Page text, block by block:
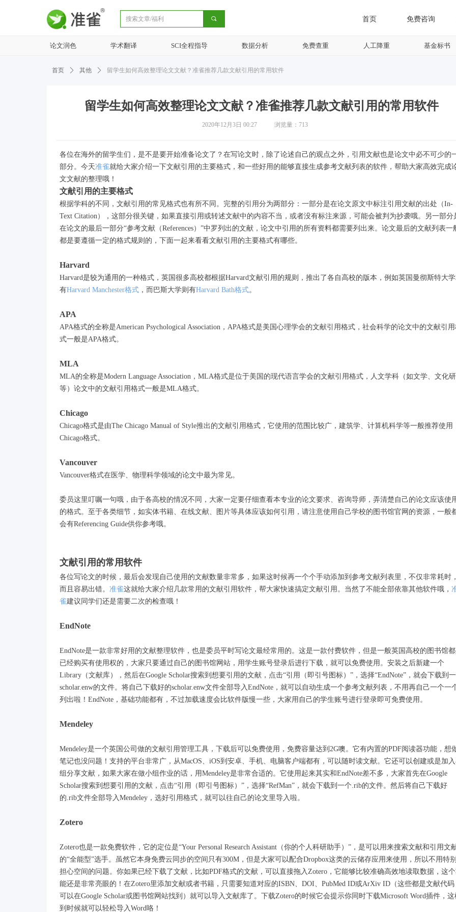
首页 免费咨询
끠
论文润色 数据分析 免费查重
学术翻译 人工降重
SCI全程指导 基金标书
留学生如何高效整理论文文献？准雀推荐几款文献引用的常用软件
2020年12月3日 00:27 浏览量： 713
各位在海外的留学生们，是不是要开始准备论文了？在写论文时，除了论述自己的观点之外，引用文献也是论文中必不可少的
部分。今天准雀就给大家介绍一下文献引用的主要格式，和一些好用的能够直接生成参考文献列表的软件，帮助大家高效完成
文文献的整理哦！
文献引用的主要格式
根据学科的不同，文献引用的常见格式也有所不同。完整的引用分为两部分：一部分是在论文原文中标注引用文献的出处（In-
Text Citation），这部分很关键，如果直接引用或转述文献中的内容不当，或者没有标注来源，可能会被判为抄袭哦。另一部分
在论文的最后一部分“参考文献（References）”中罗列出的文献，论文中引用的所有资料都需要列出来。论文最后的文献列表一
都是要遵循一定的格式规则的，下面一起来看看文献引用的主要格式有哪些。
Harvard
Harvard是较为通用的一种格式，英国很多高校都根据Harvard文献引用的规则，推出了各自高校的版本，例如英国曼彻斯特大
有Harvard Manchester格式 ，而巴斯大学则有Harvard Bath格式。
APA
APA格式的全称是American Psychological Association，APA格式是美国心理学会的文献引用格式，社会科学的论文中的文献引
式一般是APA格式。
MLA
MLA的全称是Modern Language Association，MLA格式是位于美国的现代语言学会的文献引用格式，人文学科（如文学、文化
等）论文中的文献引用格式一般是MLA格式。
Chicago
Chicago格式是由The Chicago Manual of Style推出的文献引用格式，它使用的范围比较广，建筑学、计算机科学等一般推荐使用
Chicago格式。
Vancouver
Vancouver格式在医学、物理科学领域的论文中最为常见。
委员这里叮嘱一句哦，由于各高校的情况不同，大家一定要仔细查看本专业的论文要求、咨询导师，弄清楚自己的论文应该使
的格式。至于各类细节，如实体书籍、在线文献、图片等具体应该如何引用，请注意使用自己学校的图书馆官网的资源，一般
会有Referencing Guide供你参考哦。
文献引用的常用软件
各位写论文的时候，最后会发现自己使用的文献数量非常多，如果这时候再一个个手动添加到参考文献列表里，不仅非常耗时，
而且容易出错。 准雀这就给大家介绍几款常用的文献引用软件，帮大家快速搞定文献引用。当然了不能全部依靠其他软件哦，
雀建议同学们还是需要二次的检查哦！
EndNote
EndNote是一款非常好用的文献整理软件，也是委员平时写论文最经常用的。这是一款付费软件，但是一般英国高校的图书馆
已经购买有使用权的，大家只要通过自己的图书馆网站，用学生账号登录后进行下载，就可以免费使用。安装之后新建一个
Library（文献库），然后在Google Scholar搜索到想要引用的文献，点击“引用（即引号图标）”，选择“EndNote”，就会下载到
scholar.enw的文件。将自己下载好的scholar.enw文件全部导入EndNote，就可以自动生成一个参考文献列表，不用再自己一个一
列出啦！EndNote，基础功能都有，不过加载速度会比软件版慢一些，大家用自己的学生账号进行登录即可免费使用。
Mendeley
Mendeley是一个英国公司做的文献引用管理工具，下载后可以免费使用，免费容量达到2G噢。它有内置的PDF阅读器功能，想
笔记也没问题！支持的平台非常广，从MacOS、iOS到安卓、手机、电脑客户端都有，可以随时读文献。它还可以创建或是加
组分享文献，如果大家在做小组作业的话，用Mendeley是非常合适的。它使用起来其实和EndNote差不多，大家首先在Google
Scholar搜索到想要引用的文献，点击“引用（即引号图标）”，选择“RefMan”，就会下载到一个.rib的文件。然后将自己下载好
的.rib文件全部导入Mendeley，选好引用格式，就可以往自己的论文里导入啦。
Zotero
Zotero也是一款免费软件，它的定位是“Your Personal Research Assistant（你的个人科研助手）”，是可以用来搜索文献和引用文
的“全能型”选手。虽然它本身免费云同步的空间只有300M，但是大家可以配合Dropbox这类的云储存应用来使用，所以不用特别
担心空间的问题。你如果已经下载了文献，比如PDF格式的文献，可以直接拖入Zotero，它能够比较准确高效地读取数据，这
能还是非常亮眼的！在Zotero里添加文献或者书籍，只需要知道对应的ISBN、DOI、PubMed ID或ArXiv ID（这些都是文献代码
可以在Google Scholar或图书馆网站找到）就可以导入文献库了。下载Zotero的时候它会提示你同时下载Microsoft Word插件，这
到时候就可以轻松导入Word咯！
首页 ꄲ 其他 ꄲ 留学生如何高效整理论文文献？准雀推荐几款文献引用的常用软件